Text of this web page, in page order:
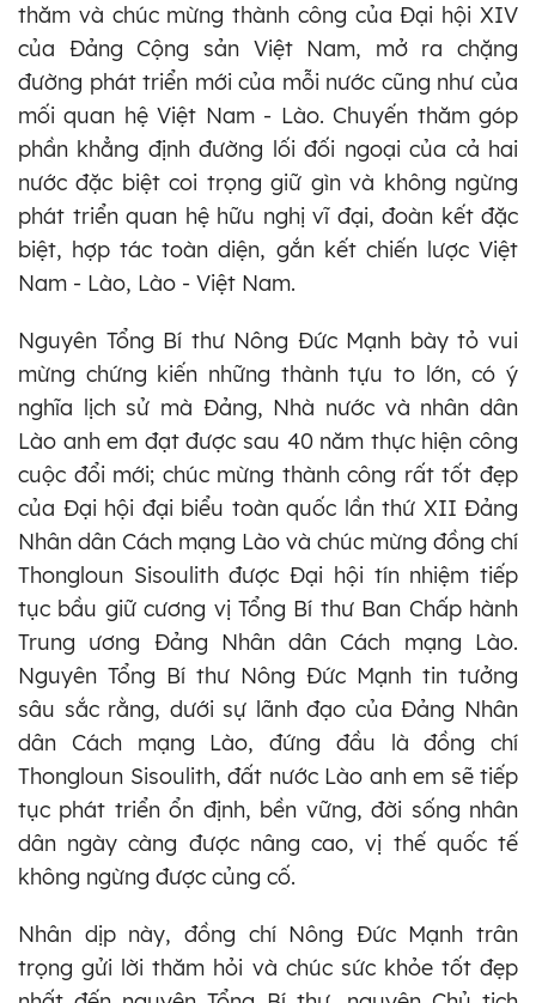
thăm và chúc mừng thành công của Đại hội XIV
của Đảng Cộng sản Việt Nam, mở ra chặng
đường phát triển mới của mỗi nước cũng như của
mối quan hệ Việt Nam - Lào. Chuyến thăm góp
phần khẳng định đường lối đối ngoại của cả hai
nước đặc biệt coi trọng giữ gìn và không ngừng
phát triển quan hệ hữu nghị vĩ đại, đoàn kết đặc
biệt, hợp tác toàn diện, gắn kết chiến lược Việt
Nam - Lào, Lào - Việt Nam.
Nguyên Tổng Bí thư Nông Đức Mạnh bày tỏ vui
mừng chứng kiến những thành tựu to lớn, có ý
nghĩa lịch sử mà Đảng, Nhà nước và nhân dân
Lào anh em đạt được sau 40 năm thực hiện công
cuộc đổi mới; chúc mừng thành công rất tốt đẹp
của Đại hội đại biểu toàn quốc lần thứ XII Đảng
Nhân dân Cách mạng Lào và chúc mừng đồng chí
Thongloun Sisoulith được Đại hội tín nhiệm tiếp
tục bầu giữ cương vị Tổng Bí thư Ban Chấp hành
Trung ương Đảng Nhân dân Cách mạng Lào.
Nguyên Tổng Bí thư Nông Đức Mạnh tin tưởng
sâu sắc rằng, dưới sự lãnh đạo của Đảng Nhân
dân Cách mạng Lào, đứng đầu là đồng chí
Thongloun Sisoulith, đất nước Lào anh em sẽ tiếp
tục phát triển ổn định, bền vững, đời sống nhân
dân ngày càng được nâng cao, vị thế quốc tế
không ngừng được củng cố.
Nhân dịp này, đồng chí Nông Đức Mạnh trân
trọng gửi lời thăm hỏi và chúc sức khỏe tốt đẹp